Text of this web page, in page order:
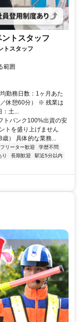
トスタッフ
トスタッフ
範囲
勤務日数：1ヶ月あた
休憩60分） ※ 残業は
土...
トバンク100%出資の安
トを盛り上げません
） 具体的な業務...
フリーター歓迎
学歴不問
り 長期歓迎
駅近5分以内